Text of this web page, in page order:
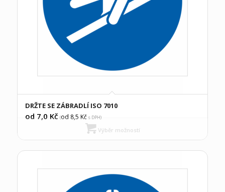
DRŽTE SE ZÁBRADLÍ ISO 7010
od 7,0 Kč (od 8,5 Kčs DPH)
Výběr možností